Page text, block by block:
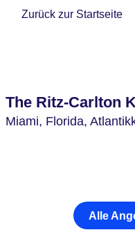
Zurück zur Startseite
The Ritz-Carlton
Miami, Florida,
Alle